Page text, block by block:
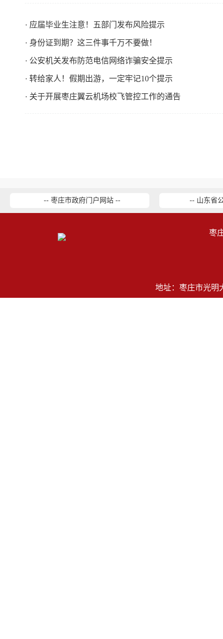
· 应届毕业生注意！五部门发布风险提示 ​
· 身份证到期？这三件事千万不要做！
· 公安机关发布防范电信网络诈骗安全提示
· 转给家人！假期出游，一定牢记10个提示
· 关于开展枣庄翼云机场校飞管控工作的通告
-- 枣庄市政府门户网站 -- -- 山东省
枣
地址：枣庄市光明